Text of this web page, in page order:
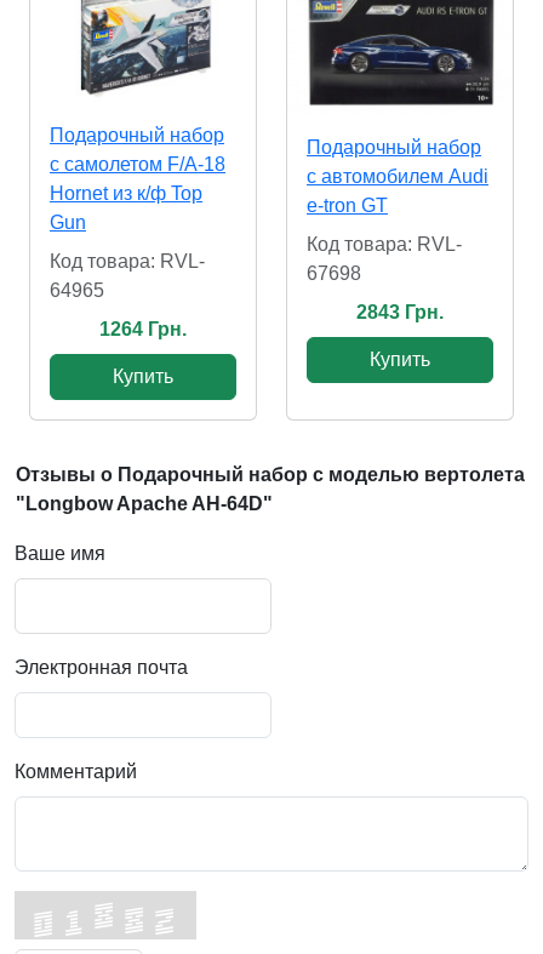
Подарочный набор
с самолетом F/A-18
Hornet из к/ф Top
Gun
Код товара: RVL-
64965
1264 Грн.
Купить
Подарочный набор
с автомобилем Audi
e-tron GT
Код товара: RVL-
67698
2843 Грн.
Купить
Отзывы о Подарочный набор с моделью вертолета
"Longbow Apache AH-64D"
Ваше имя
Электронная почта
Комментарий